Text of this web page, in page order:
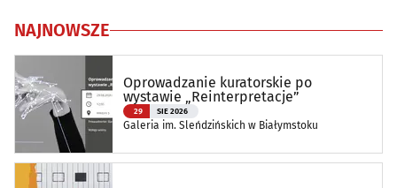
NAJNOWSZE
Oprowadzanie kuratorskie po
wystawie „Reinterpretacje”
29 SIE 2026
Galeria im. Sleńdzińskich w Białymstoku